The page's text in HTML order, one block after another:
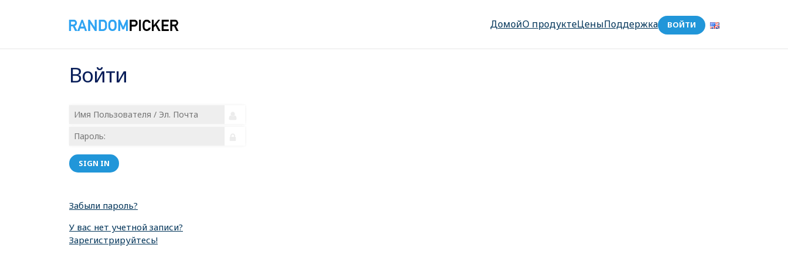
ДомойО продуктеЦеныПоддержка ВОЙТИ
Войти
SIGN IN
Забыли пароль?
У вас нет учетной записи?
Зарегистрируйтесь!